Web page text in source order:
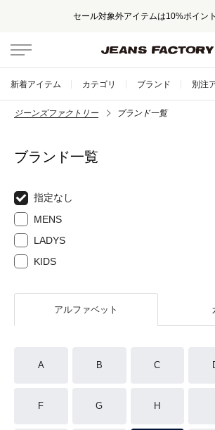
セール対象外アイテムは10%ポイン
新着アイテム カテゴリ ブランド 別注
ジーンズファクトリー ブランド一覧
ブランド一覧
指定なし
MENS
LADYS
KIDS
アルファベット
A B C
F G H